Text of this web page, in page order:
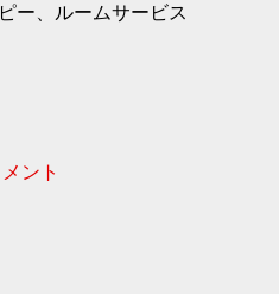
ー、ルームサービス
ント